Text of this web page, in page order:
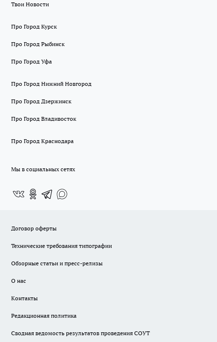
Твои Новости
Про Город Курск
Про Город Рыбинск
Про Город Уфа
Про Город Нижний Новгород
Про Город Дзержинск
Про Город Владивосток
Про Город Краснодара
Мы в социальных сетях
Договор оферты
Технические требования типографии
Обзорные статьи и пресс-релизы
О нас
Контакты
Редакционная политика
Сводная ведомость результатов проведения СОУТ